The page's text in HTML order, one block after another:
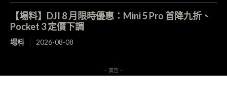
【場料】DJI 8 月限時優惠：Mini 5 Pro 首降九折、
Pocket 3 定價下調
場料 2026-08-08
- 廣告 -